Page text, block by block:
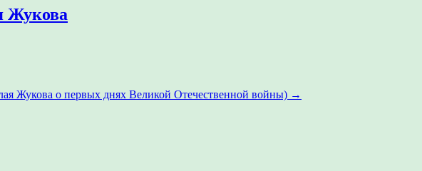
Жукова
Жукова о первых днях Великой Отечественной войны) →